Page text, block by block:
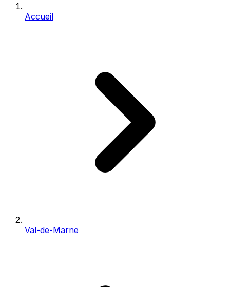
Accueil
Val-de-Marne